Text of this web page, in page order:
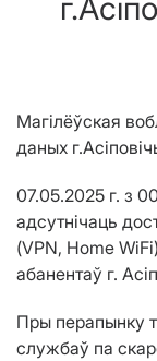
Магілёўская
даных
07.05.2025 г. з
адсутнічаць
(VPN, Home
абанентаў г.
Пры перапынку
службаў па